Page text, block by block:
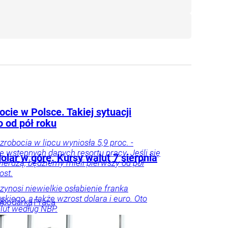
w Polsce. Takiej sytuacji
od pół roku
w lipcu wyniosła 5,9 proc. -
wstępnych danych resortu pracy. Jeśli się
będziemy mieli pierwszy od pół
Praca
w górę. Kursy walut 7 sierpnia
niewielkie osłabienie franka
a także wzrost dolara i euro. Oto
według NBP.